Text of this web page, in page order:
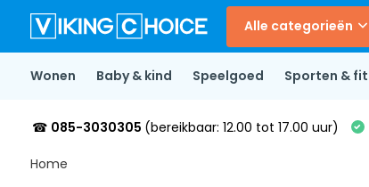
Alle categorieën
Wonen Baby & kind Speelgoed Sporten &
☎ 085-3030305 (bereikbaar: 12.00 tot 17.00 uur)
Home